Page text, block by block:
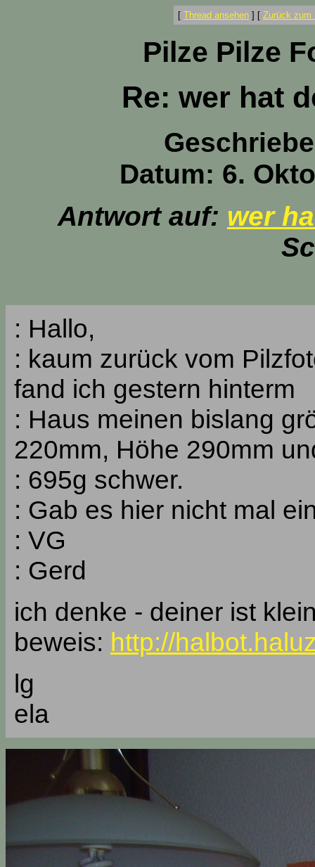
[ Thread ansehen ] [ Zurück zum
Pilze Pilze
Re: wer hat
Datum: 6.
Antwort auf: wer
: Hallo,
: kaum zurück vom
fand ich gestern hinterm
: Haus meinen bislang
220mm, Höhe 290mm
: 695g schwer.
: Gab es hier nicht mal
: VG
: Gerd
ich denke - deiner ist
beweis: http://
lg
ela